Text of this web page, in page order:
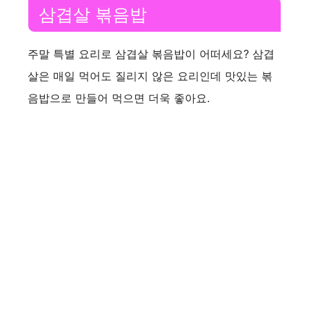
삼겹살 볶음밥
주말 특별 요리로 삼겹살 볶음밥이 어떠세요? 삼겹
살은 매일 먹어도 질리지 않은 요리인데 맛있는 볶
음밥으로 만들어 먹으면 더욱 좋아요.